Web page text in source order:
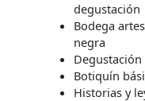
degustación
Bodega
negra
Degustación
Botiquín
Historias y